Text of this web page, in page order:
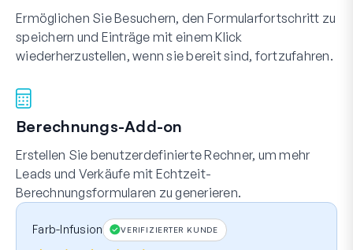
Ermöglichen Sie Besuchern, den Formularfortschritt zu
speichern und Einträge mit einem Klick
wiederherzustellen, wenn sie bereit sind, fortzufahren.
Berechnungs-Add-on
Erstellen Sie benutzerdefinierte Rechner, um mehr
Leads und Verkäufe mit Echtzeit-
Berechnungsformularen zu generieren.
Farb-Infusion VERIFIZIERTER KUNDE